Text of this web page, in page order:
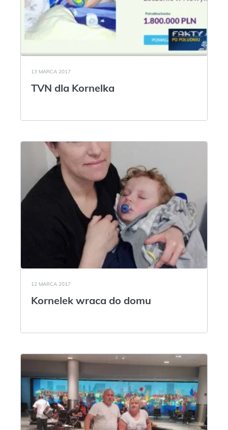
13 MARCA 2017
TVN dla Kornelka
12 MARCA 2017
Kornelek wraca do domu